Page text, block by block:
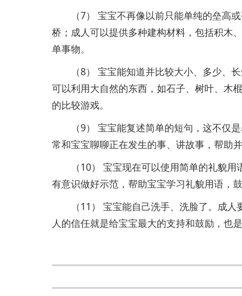
（7） 宝宝不再像以前只能单纯的垒高
桥；成人可以提供多种建构材料，包括积木
单事物。
（8） 宝宝能知道并比较大小、多少、
可以利用大自然的东西，如石子、树叶、木
的比较游戏。
（9） 宝宝能复述简单的短句，这不仅
常和宝宝聊聊正在发生的事、讲故事，帮助
（10） 宝宝现在可以使用简单的礼貌
有意识做好示范，帮助宝宝学习礼貌用语，
（11） 宝宝能自己洗手、洗脸了。成
人的信任就是给宝宝最大的支持和鼓励，也是